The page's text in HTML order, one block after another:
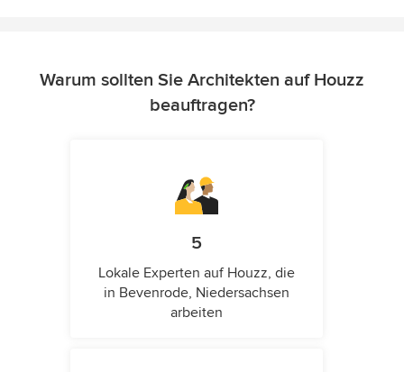
Warum sollten Sie Architekten auf Houzz
beauftragen?
5
Lokale Experten auf Houzz, die
in Bevenrode, Niedersachsen
arbeiten